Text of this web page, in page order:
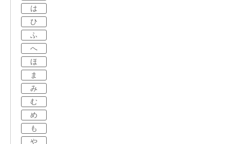
は
ひ
ふ
へ
ほ
ま
み
む
め
も
や